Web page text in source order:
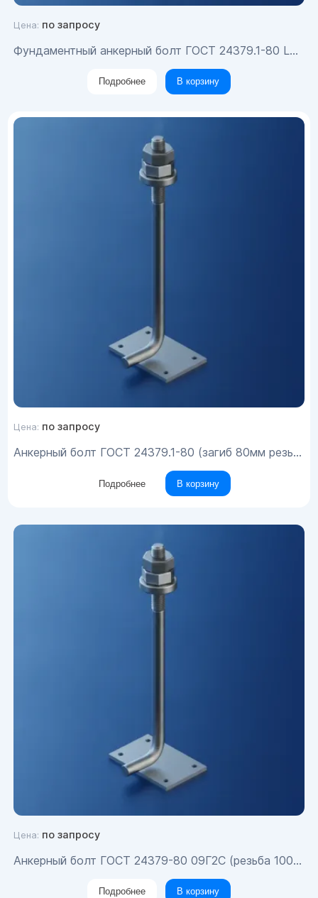
Цена: по запросу
Фундаментный анкерный болт ГОСТ 24379.1-80 L=80 Вст3пс М20х200
Подробнее В корзину
Цена: по запросу
Анкерный болт ГОСТ 24379.1-80 (загиб 80мм резьба 150мм) Вст3пс М20х1900
Подробнее В корзину
Цена: по запросу
Анкерный болт ГОСТ 24379-80 09Г2С (резьба 100 мм) М22х420
Подробнее В корзину